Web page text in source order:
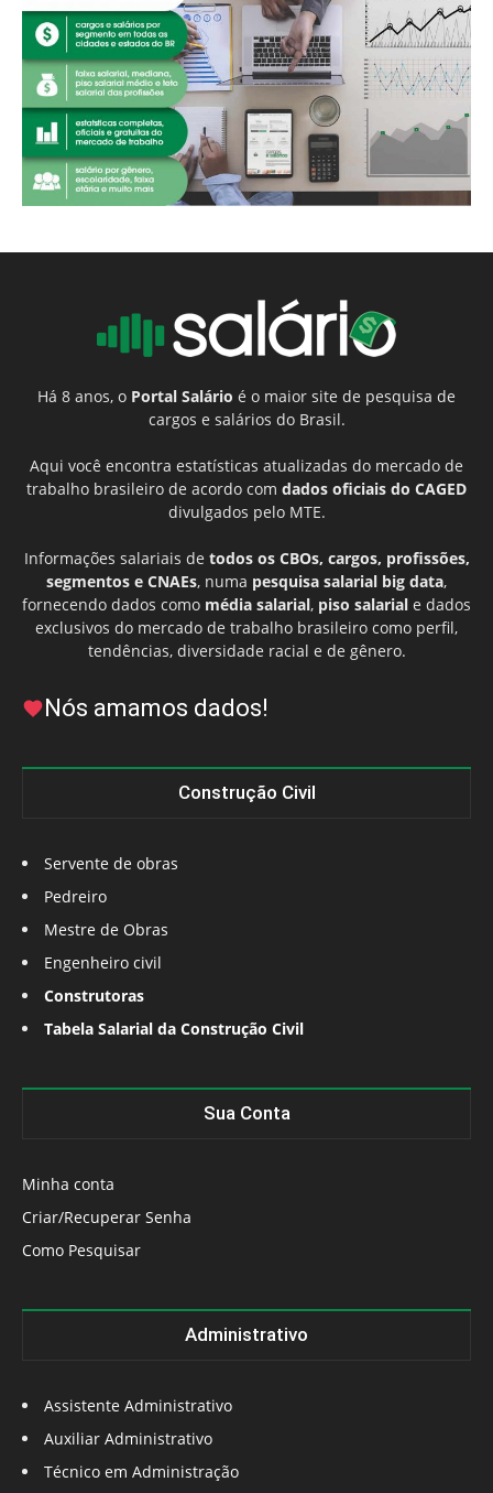
Há 8 anos, o Portal Salário é o maior site de pesquisa de
cargos e salários do Brasil.
Aqui você encontra estatísticas atualizadas do mercado de
trabalho brasileiro de acordo com dados oficiais do CAGED
divulgados pelo MTE.
Informações salariais de todos os CBOs, cargos, profissões,
segmentos e CNAEs, numa pesquisa salarial big data,
fornecendo dados como média salarial, piso salarial e dados
exclusivos do mercado de trabalho brasileiro como perfil,
tendências, diversidade racial e de gênero.
Nós amamos dados!
Construção Civil
Servente de obras
Pedreiro
Mestre de Obras
Engenheiro civil
Construtoras
Tabela Salarial da Construção Civil
Sua Conta
Minha conta
Criar/Recuperar Senha
Como Pesquisar
Administrativo
Assistente Administrativo
Auxiliar Administrativo
Técnico em Administração